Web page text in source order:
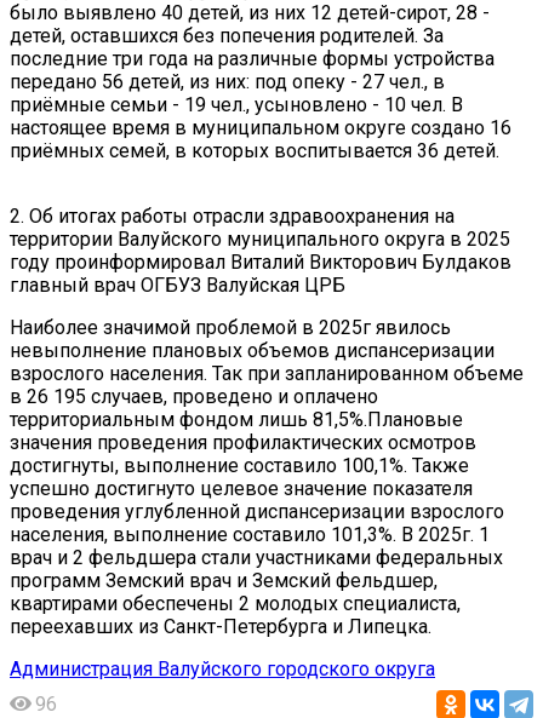
было выявлено 40 детей, из них 12 детей-сирот, 28 -
детей, оставшихся без попечения родителей. За
последние три года на различные формы устройства
передано 56 детей, из них: под опеку - 27 чел., в
приёмные семьи - 19 чел., усыновлено - 10 чел. В
настоящее время в муниципальном округе создано 16
приёмных семей, в которых воспитывается 36 детей.
2. Об итогах работы отрасли здравоохранения на
территории Валуйского муниципального округа в 2025
году проинформировал Виталий Викторович Булдаков
главный врач ОГБУЗ Валуйская ЦРБ
Наиболее значимой проблемой в 2025г явилось
невыполнение плановых объемов диспансеризации
взрослого населения. Так при запланированном объеме
в 26 195 случаев, проведено и оплачено
территориальным фондом лишь 81,5%.Плановые
значения проведения профилактических осмотров
достигнуты, выполнение составило 100,1%. Также
успешно достигнуто целевое значение показателя
проведения углубленной диспансеризации взрослого
населения, выполнение составило 101,3%. В 2025г. 1
врач и 2 фельдшера стали участниками федеральных
программ Земский врач и Земский фельдшер,
квартирами обеспечены 2 молодых специалиста,
переехавших из Санкт-Петербурга и Липецка.
Администрация Валуйского городского округа
96